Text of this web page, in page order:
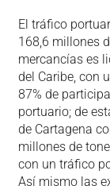
El tráfico
168,6 millones
mercancías es
del Caribe, con
87% de
portuario; de
de Cartagena
millones de
con un tráfico
Así mismo las